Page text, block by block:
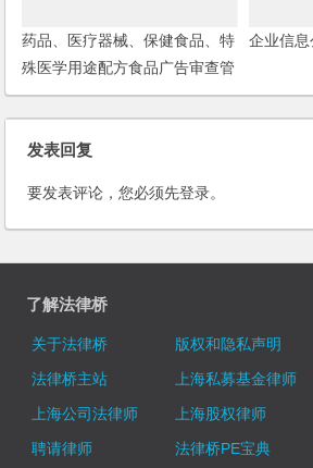
药品、医疗器械、保健食品、特
殊医学用途配方食品广告审查管
理暂行办法
企业信息
发表回复
要发表评论，您必须先登录。
了解法律桥
关于法律桥 版权和隐私声明
法律桥主站
上海私募基金律师
上海公司法律师
上海股权律师
聘请律师
法律桥PE宝典